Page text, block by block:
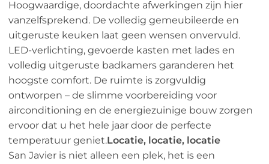
Hoogwaardige, doordachte afwerkingen zijn hier
vanzelfsprekend. De volledig gemeubileerde en
uitgeruste keuken laat geen wensen onvervuld.
LED-verlichting, gevoerde kasten met lades en
volledig uitgeruste badkamers garanderen het
hoogste comfort. De ruimte is zorgvuldig
ontworpen – de slimme voorbereiding voor
airconditioning en de energiezuinige bouw zorgen
ervoor dat u het hele jaar door de perfecte
temperatuur geniet.Locatie, locatie, locatie
San Javier is niet alleen een plek, het is een